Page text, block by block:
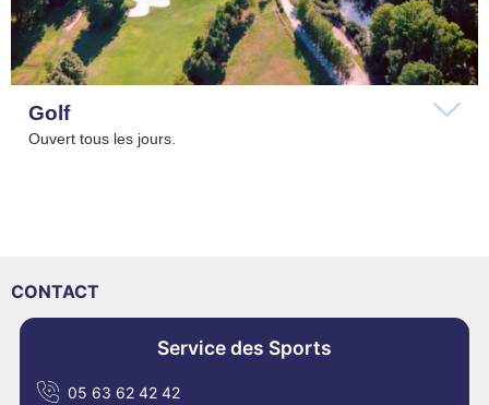
Golf
Ouvert tous les jours.
CONTACT
Service des Sports
05 63 62 42 42